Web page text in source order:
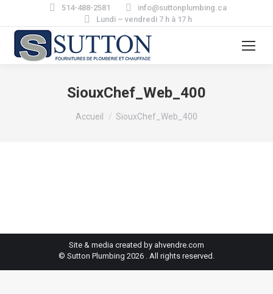
514-488-2581
info@suttonplumbing.ca
Lundi – vendredi 7 h à 17 h
SiouxChef_Web_400
Vous êtes ici :
Accueil SiouxChef_Web_400
Site & media created by ahvendre.com
© Sutton Plumbing 2026 . All rights reserved.